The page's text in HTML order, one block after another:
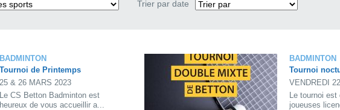
Trier par date
BADMINTON
Tournoi de Printemps
25 & 26 MARS 2023
Le CS Betton Badminton est
heureux de vous accueillir a...
BADMINTON
Tournoi
VENDREDI
Le tournoi
joueuses